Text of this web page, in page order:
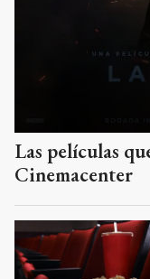
Las películas
Cinemacenter